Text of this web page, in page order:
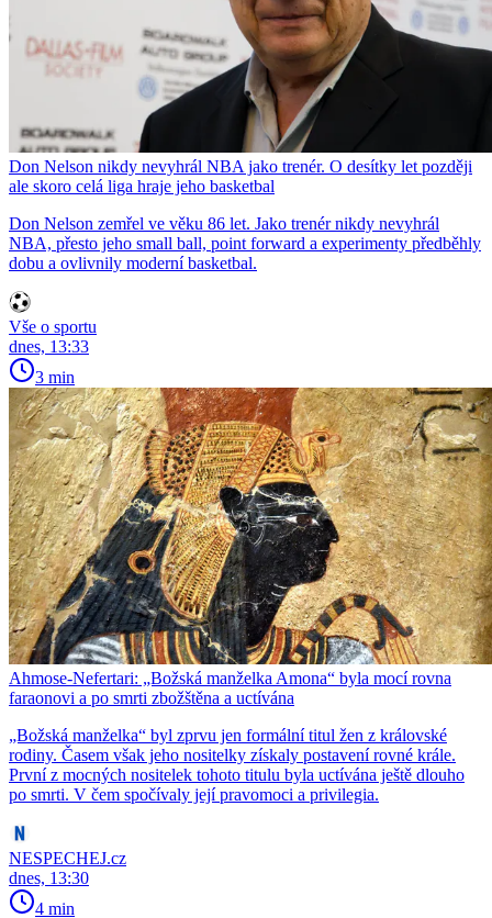
Don Nelson nikdy nevyhrál NBA jako trenér. O desítky let později
ale skoro celá liga hraje jeho basketbal
Don Nelson zemřel ve věku 86 let. Jako trenér nikdy nevyhrál
NBA, přesto jeho small ball, point forward a experimenty předběhly
dobu a ovlivnily moderní basketbal.
Vše o sportu
dnes, 13:33
3 min
Ahmose-Nefertari: „Božská manželka Amona“ byla mocí rovna
faraonovi a po smrti zbožštěna a uctívána
​​​​​​​„Božská manželka“ byl zprvu jen formální titul žen z královské
rodiny. Časem však jeho nositelky získaly postavení rovné krále.
První z mocných nositelek tohoto titulu byla uctívána ještě dlouho
po smrti. V čem spočívaly její pravomoci a privilegia.
NESPECHEJ.cz
dnes, 13:30
4 min